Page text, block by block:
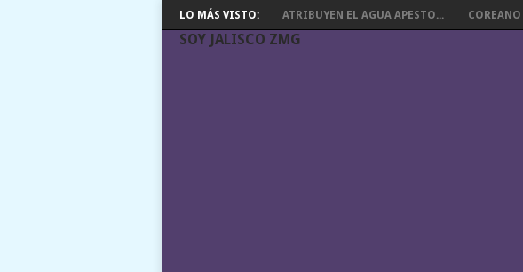
LO MÁS VISTO: ATRIBUYEN EL AGUA APESTO...
SOY JALISCO ZMG